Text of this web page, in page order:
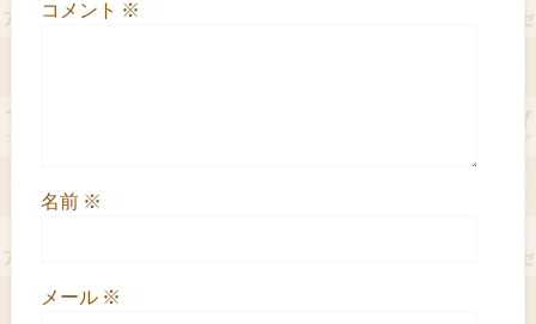
コメント ※
名前 ※
メール ※